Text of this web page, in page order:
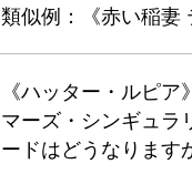
類似例：《赤い稲妻
《ハッター・ルピ
マーズ・シンギュラ
ードはどうなります